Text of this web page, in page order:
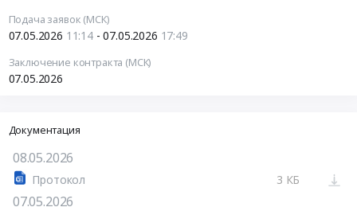
Подача заявок (МСК)
07.05.2026 11:14- 07.05.2026 17:49
Заключение контракта (МСК)
07.05.2026
Документация
08.05.2026
Протокол 3 КБ
07.05.2026